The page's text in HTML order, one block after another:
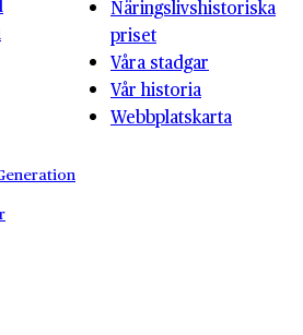
Näringslivshistoriska
priset
Våra stadgar
Vår historia
Webbplatskarta